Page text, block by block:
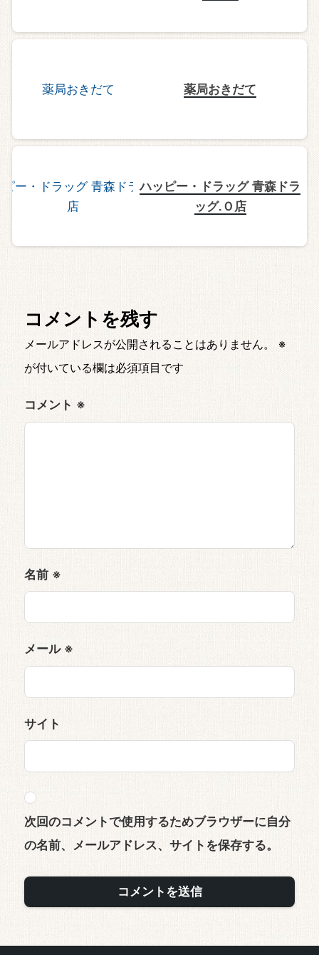
薬局おきだて
ハッピー・ドラッグ 青森ドラ
ッグ.Ｏ店
コメントを残す
メールアドレスが公開されることはありません。
※
が付いている欄は必須項目です
コメント ※
名前 ※
メール ※
サイト
次回のコメントで使用するためブラウザーに自分
の名前、メールアドレス、サイトを保存する。